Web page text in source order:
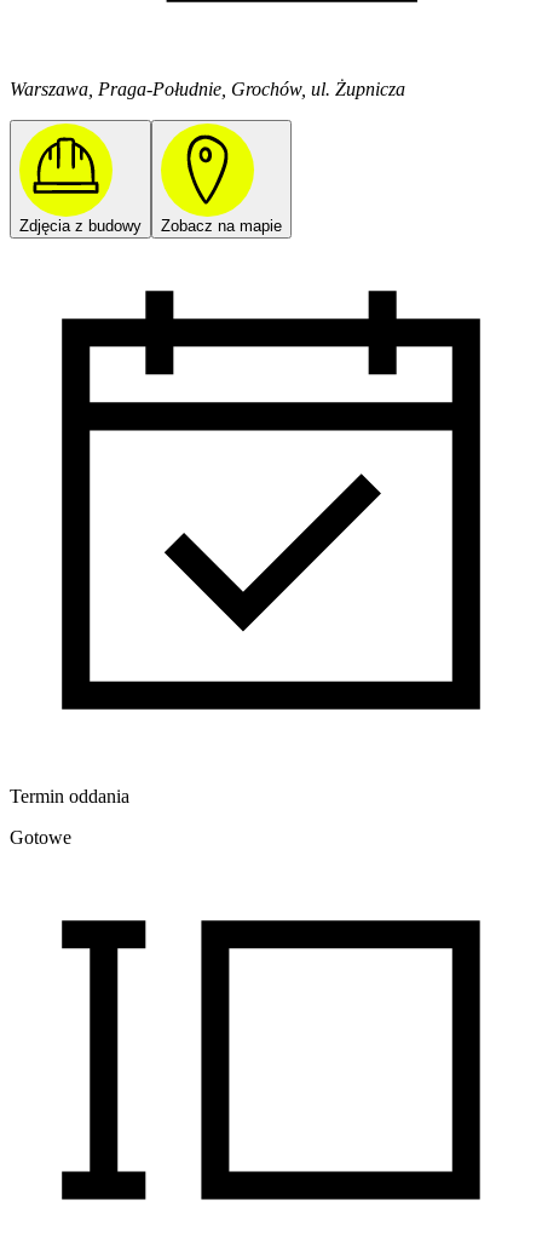
Warszawa, Praga-Południe, Grochów, ul. Żupnicza
Zdjęcia z budowy Zobacz na mapie
Termin oddania
Gotowe